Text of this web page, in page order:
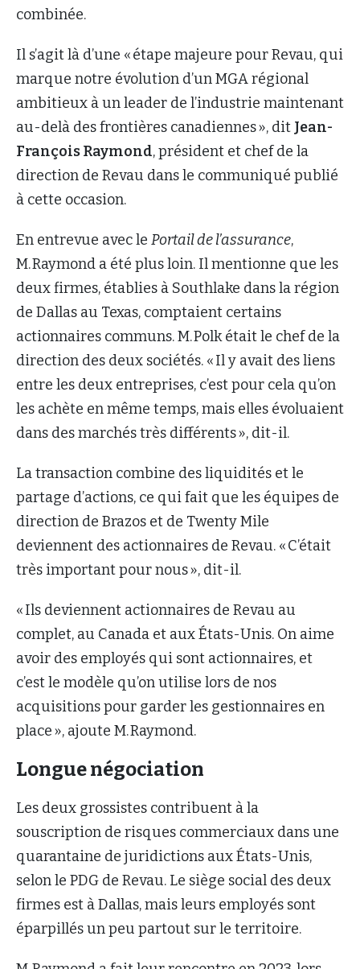
combinée.
Il s’agit là d’une « étape majeure pour Revau, qui
marque notre évolution d’un MGA régional
ambitieux à un leader de l’industrie maintenant
au-delà des frontières canadiennes », dit Jean-
François Raymond, président et chef de la
direction de Revau dans le communiqué publié
à cette occasion.
En entrevue avec le Portail de l’assurance,
M. Raymond a été plus loin. Il mentionne que les
deux firmes, établies à Southlake dans la région
de Dallas au Texas, comptaient certains
actionnaires communs. M. Polk était le chef de la
direction des deux sociétés. « Il y avait des liens
entre les deux entreprises, c’est pour cela qu’on
les achète en même temps, mais elles évoluaient
dans des marchés très différents », dit-il.
La transaction combine des liquidités et le
partage d’actions, ce qui fait que les équipes de
direction de Brazos et de Twenty Mile
deviennent des actionnaires de Revau. « C’était
très important pour nous », dit-il.
« Ils deviennent actionnaires de Revau au
complet, au Canada et aux États-Unis. On aime
avoir des employés qui sont actionnaires, et
c’est le modèle qu’on utilise lors de nos
acquisitions pour garder les gestionnaires en
place », ajoute M. Raymond.
Longue négociation
Les deux grossistes contribuent à la
souscription de risques commerciaux dans une
quarantaine de juridictions aux États-Unis,
selon le PDG de Revau. Le siège social des deux
firmes est à Dallas, mais leurs employés sont
éparpillés un peu partout sur le territoire.